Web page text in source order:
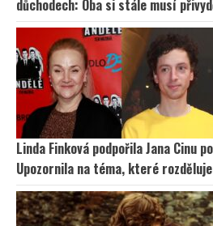
důchodech: Oba si stále musí
Linda Finková podpořila Jana Cinu
Upozornila na téma, které